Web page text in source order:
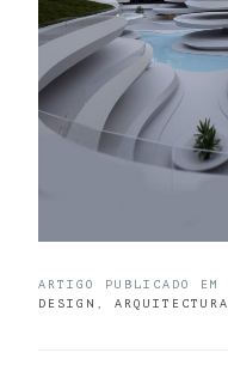
ARTIGO PUBLICADO EM
DESIGN
ARQUITECTURA